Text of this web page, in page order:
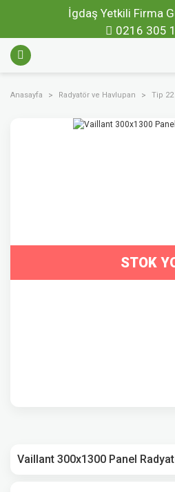
İgdaş Yetkili Firma
0216 305
Anasayfa Radyatör ve Havlupan Tip
STOK
Vaillant 300x1300 Panel